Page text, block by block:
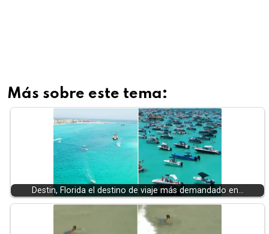
Más sobre este tema:
Destin, Florida el destino de viaje más demandado en…